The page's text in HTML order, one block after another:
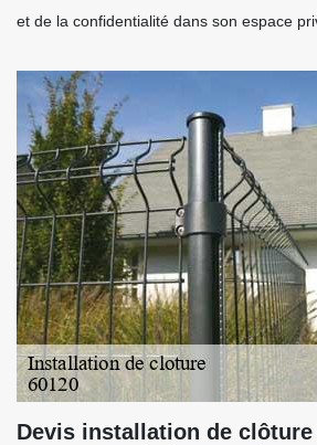
et de la confidentialité dans son espace
Devis installation de